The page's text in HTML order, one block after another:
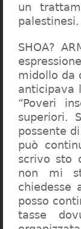
un
SHOA?
midollo da
anticipava
“Poveri
superiori.
possente
può
scrivo sto
non mi
chiedesse
posso
tasse